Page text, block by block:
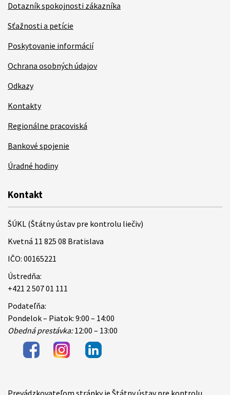
Dotazník spokojnosti zákazníka
Sťažnosti a petície
Poskytovanie informácií
Ochrana osobných údajov
Odkazy
Kontakty
Regionálne pracoviská
Bankové spojenie
Úradné hodiny
Kontakt
ŠÚKL (Štátny ústav pre kontrolu liečiv)
Kvetná 11 825 08 Bratislava
IČO: 00165221
Ústredňa:
+421 2 507 01 111
Podateľňa:
Pondelok – Piatok: 9:00 – 14:00
Obedná prestávka:12:00 – 13:00
Prevádzkovateľom stránky je Štátny ústav pre kontrolu